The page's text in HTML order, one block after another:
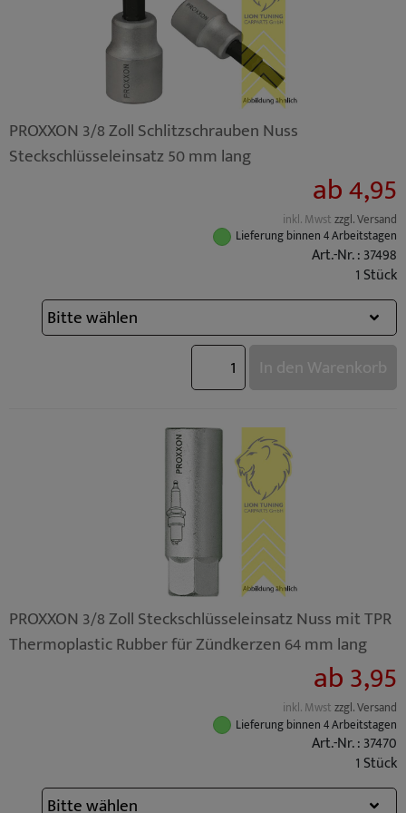
PROXXON 3/8 Zoll Schlitzschrauben Nuss
Steckschlüsseleinsatz 50 mm lang
ab 4,95
inkl. Mwstzzgl. Versand
Lieferung binnen 4 Arbeitstagen
Art.-Nr. : 37498
1 Stück
In den Warenkorb
PROXXON 3/8 Zoll Steckschlüsseleinsatz Nuss mit TPR
Thermoplastic Rubber für Zündkerzen 64 mm lang
ab 3,95
inkl. Mwstzzgl. Versand
Lieferung binnen 4 Arbeitstagen
Art.-Nr. : 37470
1 Stück